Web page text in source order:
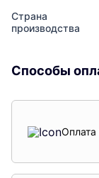
Страна
производства
Способы
Оплата